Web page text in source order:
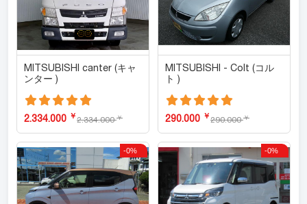
MITSUBISHI canter (キャ
ンター )
2.334.000￥
2.334.000 ￥
MITSUBISHI - Colt (コル
ト )
290.000￥
290.000 ￥
-0% -0%